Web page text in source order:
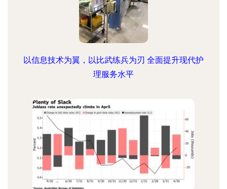
以信息技术为翼，以比武练兵为刃 全面提升现代护
理服务水平